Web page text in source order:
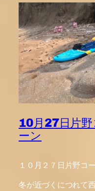
10月27日片
ーン
１０月２７日片野
冬が近づくにつれて